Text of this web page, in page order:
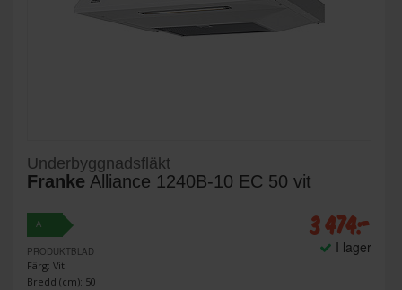
Underbyggnadsfläkt
Franke Alliance 1240B-10 EC 50 vit
A
PRODUKTBLAD
Färg: Vit
Bredd (cm): 50
3 474:-
I lager